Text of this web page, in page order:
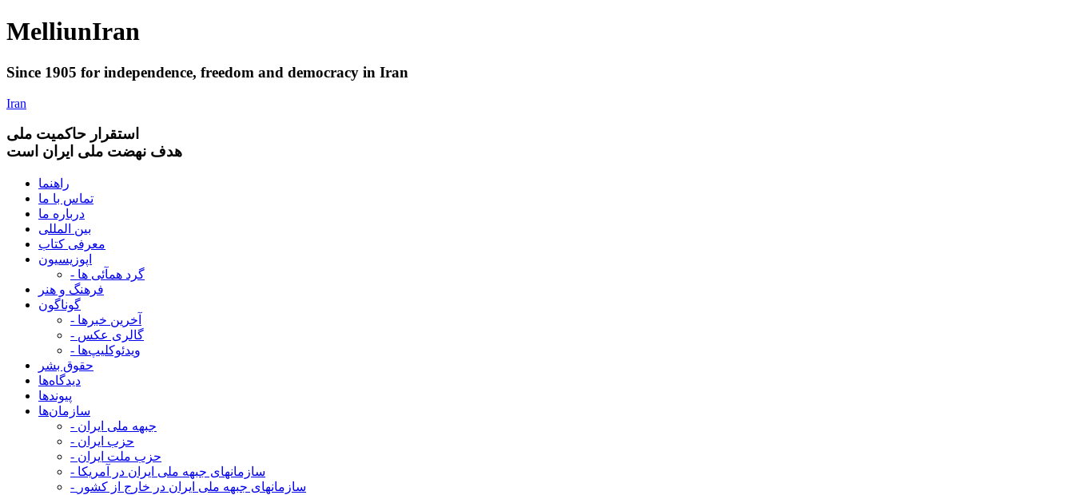
MelliunIran
Since 1905 for independence, freedom and democracy in Iran
Iran
استقرار حاکميت ملی
هدف نهضت ملی ایران است
راهنما
تماس با ما
درباره ما
بین المللی
معرفی کتاب
اپوزیسیون
- گرد همآئی ها
فرهنگ و هنر
گوناگون
- آخرین خبرها
- گالری عکس
- ویدئوکلیپ‌ها
حقوق بشر
دیدگاه‌ها
پیوندها
سازمان‌ها
- جبهه ملی ایران
- حزب ایران
- حزب ملت ایران
- سازمانهای جبهه ملی ایران در آمریکا
- سازمانهای جبهه ملی ایران در خارج از کشور